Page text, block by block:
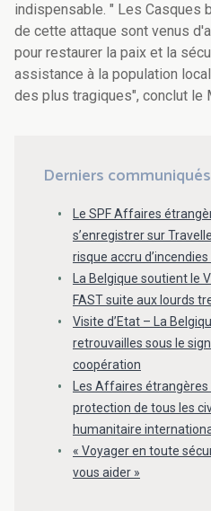
indispensable. " Les Casques
de cette attaque sont venus
pour restaurer la paix et la
assistance à la population
des plus tragiques", conclut le
Derniers
Le SPF Affaires
s’enregistrer sur
risque accru
La Belgique soutient le
FAST suite aux lourds
Visite d’Etat – La
retrouvailles sous le
coopération
Les Affaires
protection de tous les
humanitaire
« Voyager en toute
vous aider »